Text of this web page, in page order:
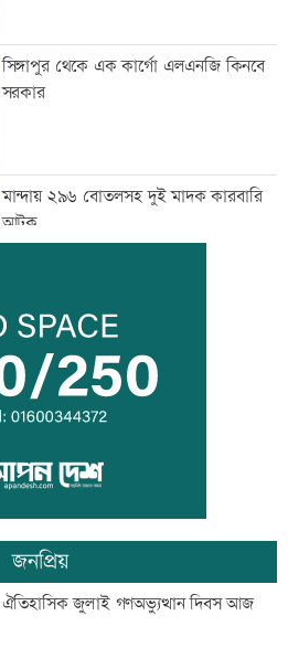
সিঙ্গাপুর থেকে এক কার্গো এলএনজি কিনবে
সরকার
মান্দায় ২৯৬ বোতলসহ দুই মাদক কারবারি
আটক
গুরুত্বপূর্ণ ব্যক্তিদের নিয়ে অপপ্রচারের বিরুদ্ধে
সতর্ক করল পুলিশ
নিরাপত্তা পেলে দেশে ফিরতে চান সাকিব
সাকিবের দেশে ফেরার সুযোগ নেই: ক্রীড়া
প্রতিমন্ত্রী
জনপ্রিয়
ঐতিহাসিক জুলাই গণঅভ্যুত্থান দিবস আজ